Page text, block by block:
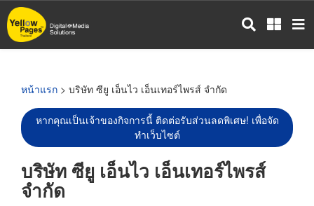
ข้าม
ไป
หน้าแรก > บริษัท ซียู เอ็นไว เอ็นเทอร์ไพรส์ จำกัด
หากคุณเป็นเจ้าของกิจการนี้ ติดต่อรับส่วนลดพิเศษ! เพื่อจัด
ทำเว็บไซต์
บริษัท ซียู เอ็นไว เอ็นเทอร์ไพรส์
จำกัด